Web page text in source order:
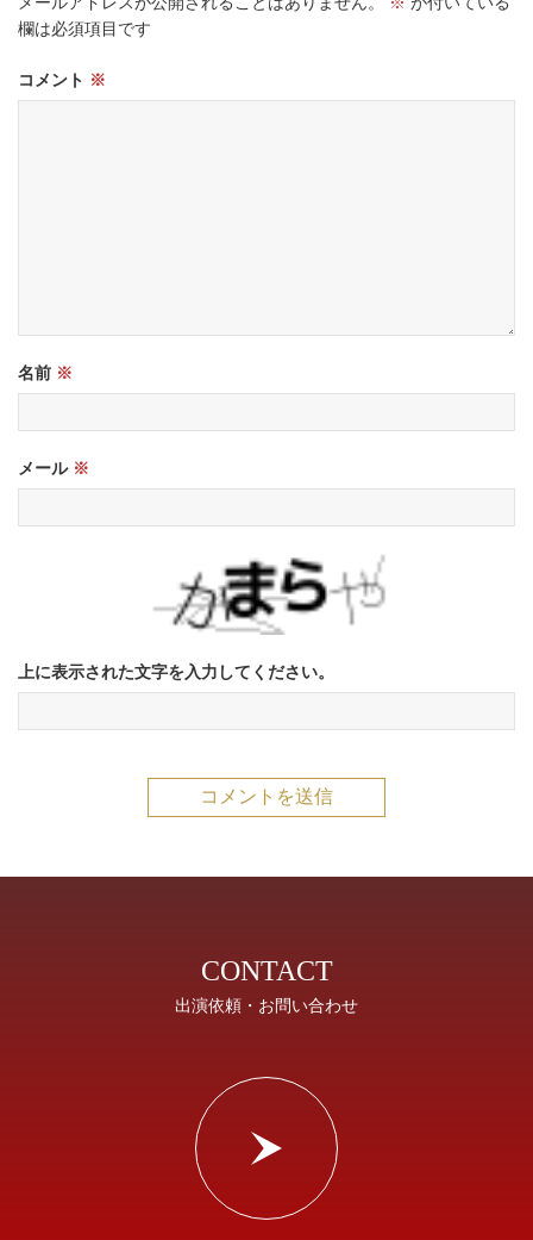
欄は必須項目です
コメント ※
名前 ※
メール ※
上に表示された文字を入力してください。
CONTACT
出演依頼・お問い合わせ